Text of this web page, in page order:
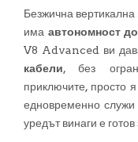
Безжична
има автономност
V8 Advanced ви
кабели, без
приключите, просто
едновременно служи
уредът винаги е